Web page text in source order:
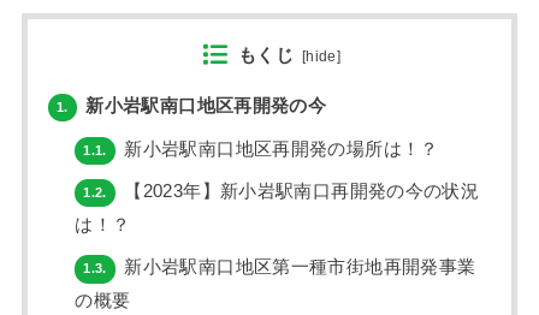
もくじ [hide]
1. 新小岩駅南口地区再開発の今
1.1. 新小岩駅南口地区再開発の場所は！？
1.2.
【2023年】新小岩駅南口再開発の今の状況
は！？
1.3.
新小岩駅南口地区第一種市街地再開発事業
の概要